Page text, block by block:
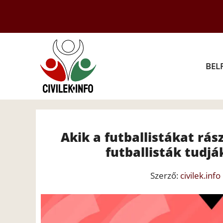
tartalomba
Akik a futballistákat
futballisták
Szerző: civilek.info